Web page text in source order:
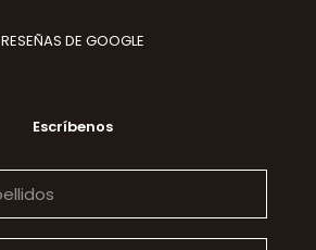
RESEÑAS DE GOOGLE
Escríbenos